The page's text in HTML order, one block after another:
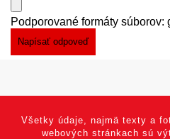
Podporované formáty súborov:
Všetky údaje, najmä texty a
webových stránkach sú